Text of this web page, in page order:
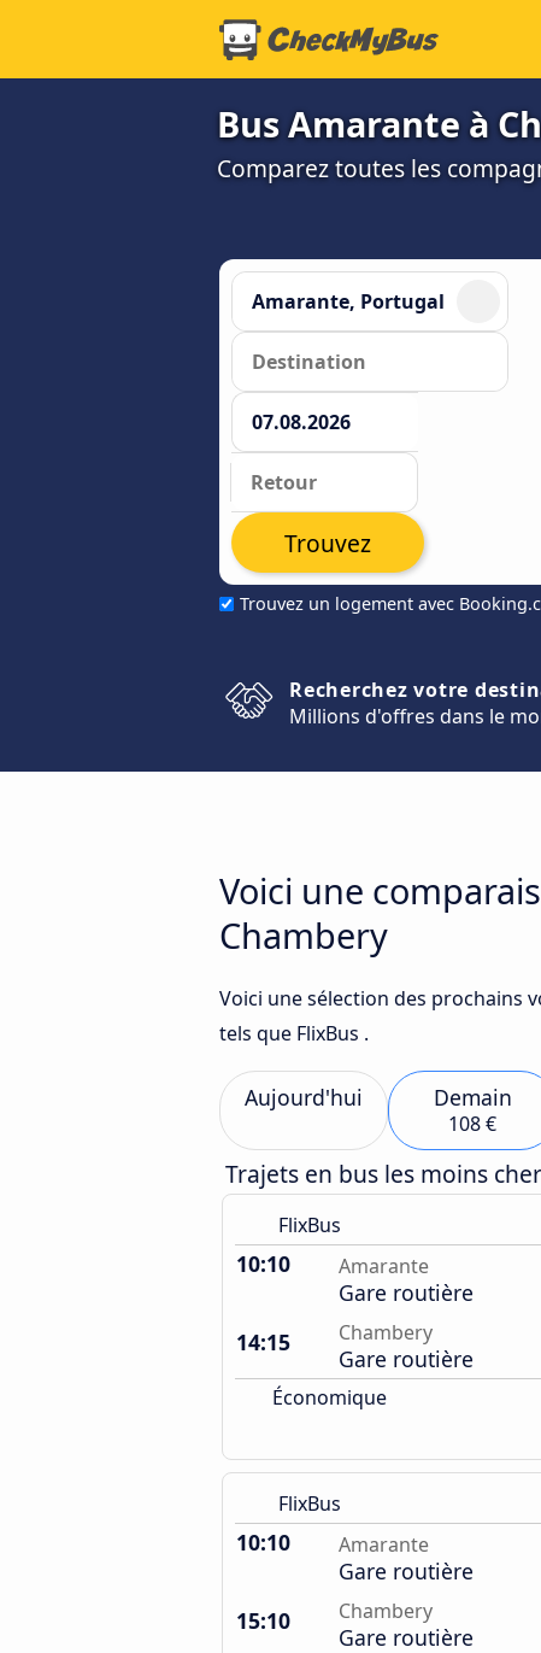
Bus Amarante à
Comparez toutes les
Trouvez un logement avec
Trouvez
Recherchez votre
Millions d'offres dans le
Voici une
Chambery
Voici une sélection des prochains
tels que FlixBus .
Aujourd'hui Demain
108 €
Trajets en bus les moins
FlixBus
10:10 Amarante
Gare routière
14:15
Chambery
Gare routière
Économique
FlixBus
10:10 Amarante
Gare routière
15:10
Chambery
Gare routière